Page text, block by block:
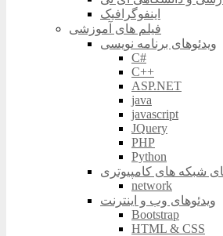
اینفوگرافیک
فیلم های آموزشی
ویدئوهای برنامه نویسی
C#
C++
ASP.NET
java
javascript
JQuery
PHP
Python
شبکه های کامپیوتری
network
ویدئوهای وب و اینترنت
Bootstrap
HTML & CSS